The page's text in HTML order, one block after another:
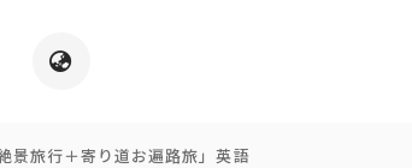
景旅行＋寄り道お遍路旅」英語